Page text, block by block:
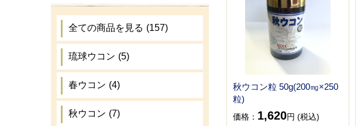
秋ウコン粒 50g(200㎎×250
粒)
価格： 1,620円 (税込)
全ての商品を見る (157)
琉球ウコン (5)
春ウコン (4)
秋ウコン (7)